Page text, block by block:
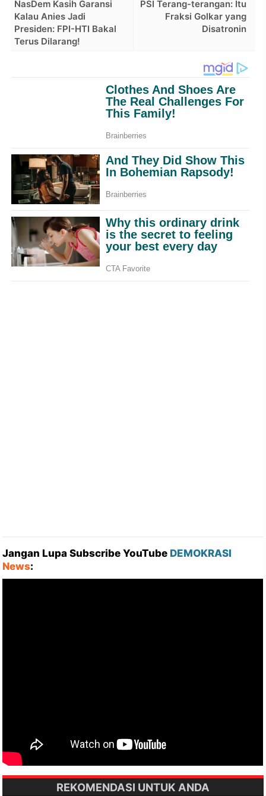
PSI Terang-terangan: Itu
Fraksi Golkar yang
Disatronin
NasDem Kasih Garansi
Kalau Anies Jadi
Presiden: FPI-HTI Bakal
Terus Dilarang!
Jangan Lupa Subscribe YouTube DEMOKRASI
News:
REKOMENDASI UNTUK ANDA